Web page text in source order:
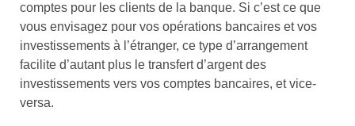
comptes pour les clients de la banque. Si c’est ce que
vous envisagez pour vos opérations bancaires et vos
investissements à l’étranger, ce type d’arrangement
facilite d’autant plus le transfert d’argent des
investissements vers vos comptes bancaires, et vice-
versa.